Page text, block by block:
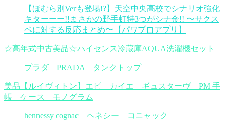
【ほむら別Verも登場!?】天空中央高校でシナリオ強化
キターーー!!まさかの野手虹特3つがシナ金!! 〜サクス
ペに対する反応まとめ〜【パワプロアプリ】
☆高年式中古美品☆ハイセンス冷蔵庫AQUA洗濯機セット
プラダ PRADA タンクトップ
美品【ルイヴィトン】エピ カイエ ギュスターヴ PM 手
帳 ケース モノグラム
hennessy cognac ヘネシー コニャック